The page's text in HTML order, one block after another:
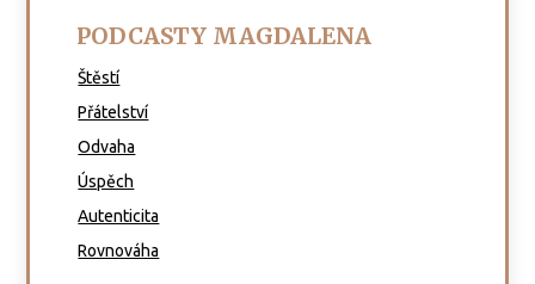
PODCASTY MAGDALENA
Štěstí
Přátelství
Odvaha
Úspěch
Autenticita
Rovnováha